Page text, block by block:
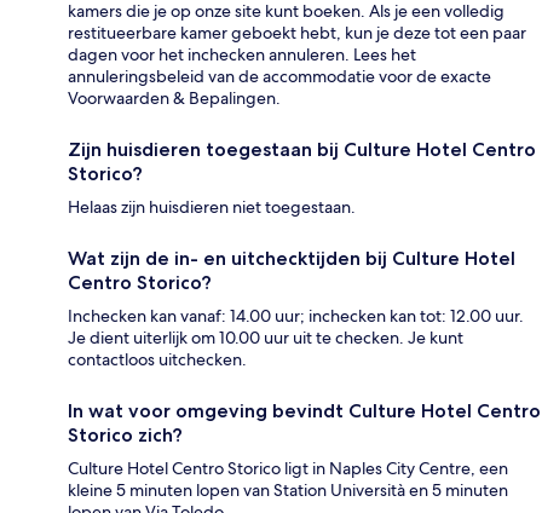
kamers die je op onze site kunt boeken. Als je een volledig
restitueerbare kamer geboekt hebt, kun je deze tot een paar
dagen voor het inchecken annuleren. Lees het
annuleringsbeleid van de accommodatie voor de exacte
Voorwaarden & Bepalingen.
Zijn huisdieren toegestaan bij Culture Hotel Centro
Storico?
Helaas zijn huisdieren niet toegestaan.
Wat zijn de in- en uitchecktijden bij Culture Hotel
Centro Storico?
Inchecken kan vanaf: 14.00 uur; inchecken kan tot: 12.00 uur.
Je dient uiterlijk om 10.00 uur uit te checken. Je kunt
contactloos uitchecken.
In wat voor omgeving bevindt Culture Hotel Centro
Storico zich?
Culture Hotel Centro Storico ligt in Naples City Centre, een
kleine 5 minuten lopen van Station Università en 5 minuten